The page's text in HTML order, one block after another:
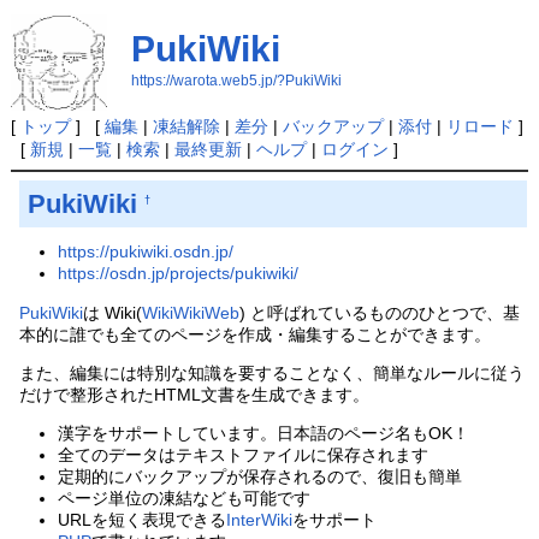
PukiWiki
https://warota.web5.jp/?PukiWiki
[ トップ] [ 編集| 凍結解除 | 差分| バックアップ| 添付| リロード ]
[ 新規 | 一覧| 検索| 最終更新| ヘルプ| ログイン ]
PukiWiki †
https://pukiwiki.osdn.jp/
https://osdn.jp/projects/pukiwiki/
PukiWikiは Wiki(WikiWikiWeb) と呼ばれているもののひとつで、基
本的に誰でも全てのページを作成・編集することができます。
また、編集には特別な知識を要することなく、簡単なルールに従う
だけで整形されたHTML文書を生成できます。
漢字をサポートしています。日本語のページ名もOK！
全てのデータはテキストファイルに保存されます
定期的にバックアップが保存されるので、復旧も簡単
ページ単位の凍結なども可能です
URLを短く表現できるInterWikiをサポート